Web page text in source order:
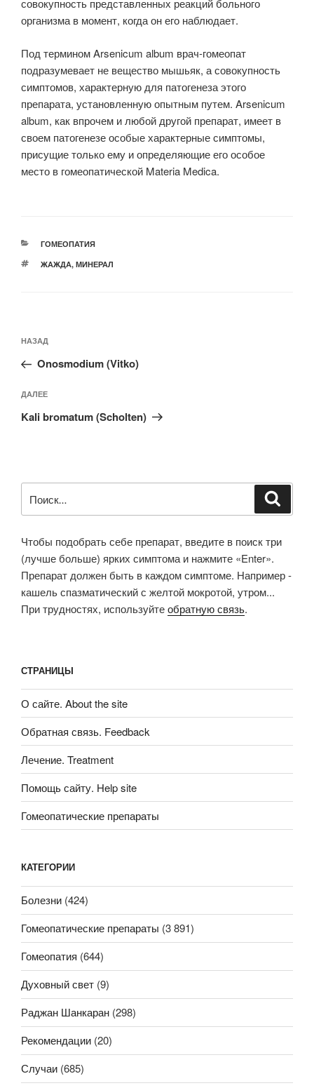
совокупность представленных реакций больного
организма в момент, когда он его наблюдает.
Под термином Arsenicum album врач-гомеопат
подразумевает не вещество мышьяк, а совокупность
симптомов, характерную для патогенеза этого
препарата, установленную опытным путем. Arsenicum
album, как впрочем и любой другой препарат, имеет в
своем патогенезе особые характерные симптомы,
присущие только ему и определяющие его особое
место в гомеопатической Materia Medica.
РУБРИКИ
ГОМЕОПАТИЯ
МЕТКИ
ЖАЖДА, МИНЕРАЛ
по
записям
Предыдущая
запись:
НАЗАД
Onosmodium (Vitko)
Следующая
запись
ДАЛЕЕ
Kali bromatum (Scholten)
Чтобы подобрать себе препарат, введите в поиск три
(лучше больше) ярких симптома и нажмите «Enter».
Препарат должен быть в каждом симптоме. Например -
кашель спазматический с желтой мокротой, утром...
При трудностях, используйтеобратную связь.
СТРАНИЦЫ
О сайте. About the site
Обратная связь. Feedback
Лечение. Treatment
Помощь сайту. Help site
Гомеопатические препараты
КАТЕГОРИИ
Болезни (424)
Гомеопатические препараты (3 891)
Гомеопатия (644)
Духовный свет (9)
Раджан Шанкаран (298)
Рекомендации (20)
Случаи (685)